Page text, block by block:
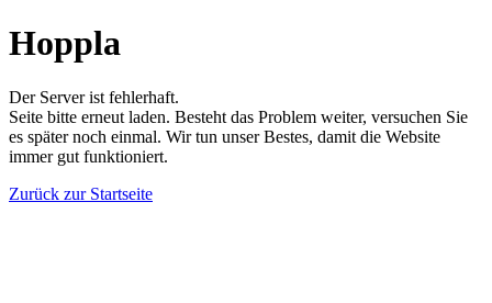
Hoppla
Der Server ist fehlerhaft.
Seite bitte erneut laden. Besteht das Problem weiter, versuchen Sie
es später noch einmal. Wir tun unser Bestes, damit die Website
immer gut funktioniert.
Zurück zur Startseite